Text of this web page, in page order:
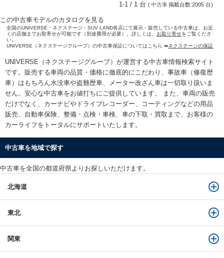
1-1 / 1 台 (中古車掲載台数:2005 台)
この中古車モデルのカタログを見る
全国のUNIVERSE・ネクステージ・SUV LAND各店にて展示・販売している中古車は、お近
くの店舗までお取寄せが可能です（別途費用が必要）。詳しくは、 お取り寄せをご覧くださ
い。
UNIVERSE（ネクステージグループ）の中古車保証についてはこちら ➡ネクステージの保証
UNIVERSE（ネクステージグループ）が運営する中古車情報検索サイト
です。販売する車両の品質・価格に徹底的にこだわり、事故車（修復歴
車）はもちろん水没車や盗難歴車、メーター改ざん車は一切取り扱いま
せん。安心な中古車をお値打ちにご提供しています。 また、車両の販売
だけでなく、カーナビやドライブレコーダー、コーティングなどの用品
販売、自動車保険、整備・点検・車検、車の下取・買取まで、お客様の
カーライフをトータルにサポートいたします。
中古車を地域で探す
中古車を全国の都道府県よりお探しいただけます。
北海道
東北
関東